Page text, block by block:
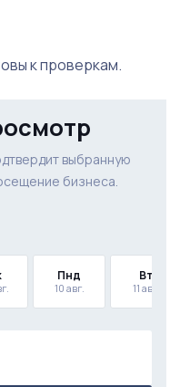
к проверкам.
выбранную
бизнеса.
Пнд
10 авг.
Вт
11 авг.